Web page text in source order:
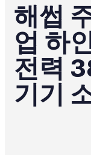
해썹
업 하
전력
기기